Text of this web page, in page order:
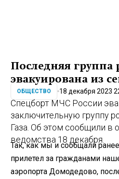
Последняя группа
эвакуирована из
ОБЩЕСТВО 18 декабря 2023
Спецборт МЧС России
заключительную группу
Газа. Об этом сообщили в
ведомства 18 декабря.
Так, как мы и сообщали
прилетел за гражданами
аэропорта Домодедово,